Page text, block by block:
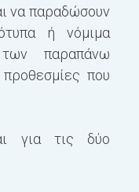
να παραδώσουν
ή νόμιμα
των παραπάνω
προθεσμίες που
για τις δύο